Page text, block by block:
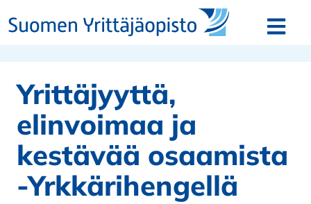
Yrittäjyyttä,
elinvoimaa ja
kestävää osaamista
-Yrkkärihengellä